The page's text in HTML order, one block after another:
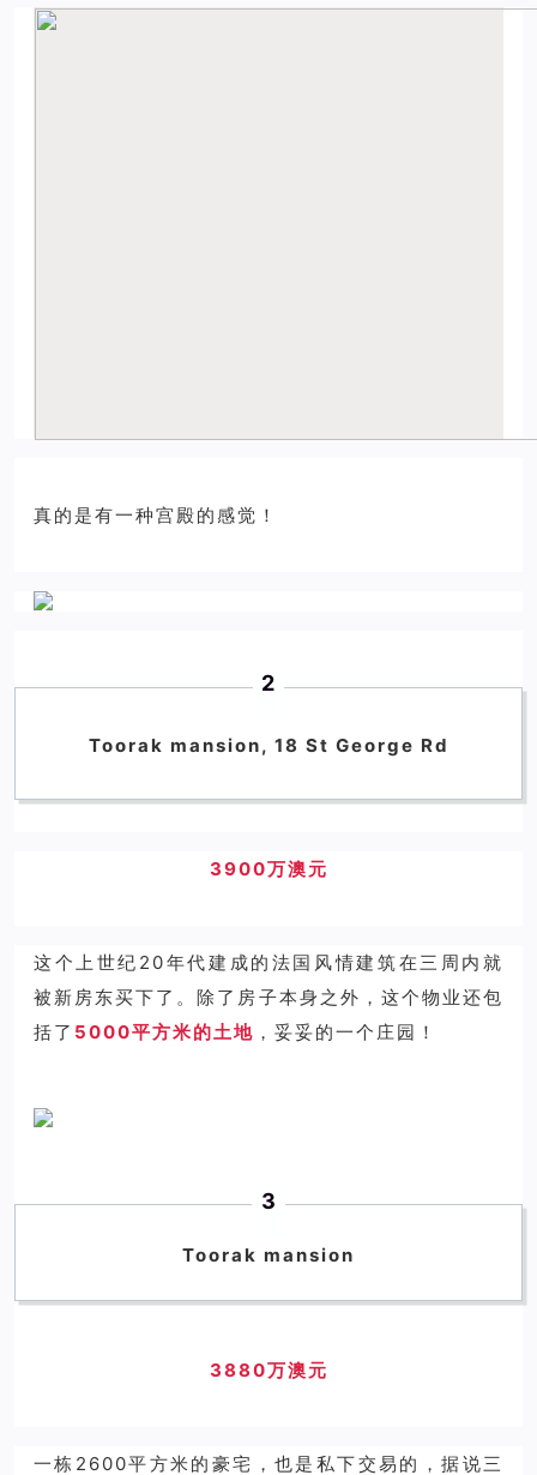
真的是有一种宫殿的感觉！
2
Toorak mansion, 18 St George Rd
3900万澳元
这个上世纪20年代建成的法国风情建筑在三周内就
被新房东买下了。除了房子本身之外，这个物业还包
括了 5000平方米的土地 ，妥妥的一个庄园！
3
Toorak mansion
3880万澳元
一栋2600平方米的豪宅，也是私下交易的，据说三